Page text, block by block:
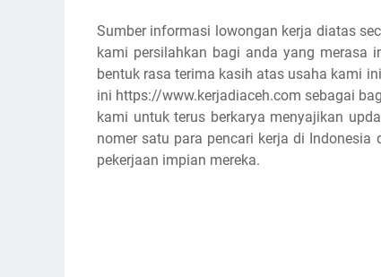
Sumber informasi lowongan kerja diatas
kami persilahkan bagi anda yang merasa
bentuk rasa terima kasih atas usaha kami
ini https://www.kerjadiaceh.com sebagai
kami untuk terus berkarya menyajikan
nomer satu para pencari kerja di Indonesia
pekerjaan impian mereka.